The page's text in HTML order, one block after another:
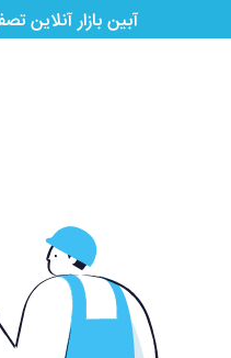
آبین بازار